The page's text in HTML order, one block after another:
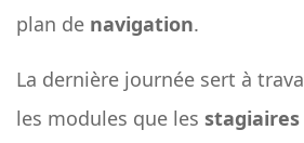
plan de navigation.
La dernière journée sert à
les modules que les stagiaires